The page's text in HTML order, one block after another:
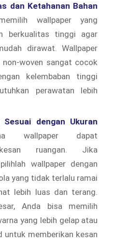
dan Ketahanan Bahan
wallpaper yang
berkualitas tinggi agar
dirawat. Wallpaper
non-woven sangat cocok
kelembaban tinggi
perawatan lebih
dengan Ukuran
wallpaper dapat
ruangan. Jika
wallpaper dengan
yang tidak terlalu ramai
lebih luas dan terang.
Anda bisa memilih
yang lebih gelap atau
untuk memberikan kesan